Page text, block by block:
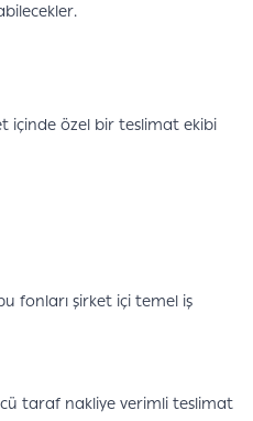
içinde özel bir teslimat ekibi
fonları şirket içi temel iş
taraf nakliye verimli teslimat